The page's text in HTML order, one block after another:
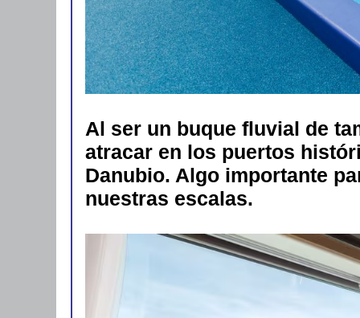
Al ser un buque fluvial de
atracar en los puertos
Danubio. Algo importante
nuestras escalas.